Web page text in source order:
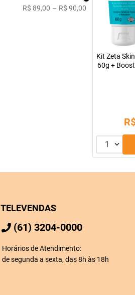
R$ 89,00 – R$ 90,00
Kit Zeta
60g +
1
TELEVENDAS
(61) 3204-0000
Horários de Atendimento:
de segunda a sexta, das 8h às 18h